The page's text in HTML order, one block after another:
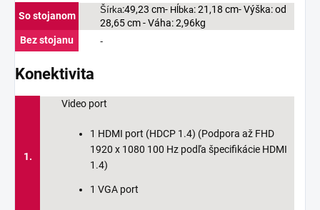
So stojanom
Šírka:49,23 cm- Hĺbka: 21,18 cm- Výška: od
28,65 cm - Váha: 2,96kg
Bez stojanu
-
Konektivita
1.
Video port
1 HDMI port (HDCP 1.4) (Podpora až FHD
1920 x 1080 100 Hz podľa špecifikácie HDMI
1.4)
1 VGA port